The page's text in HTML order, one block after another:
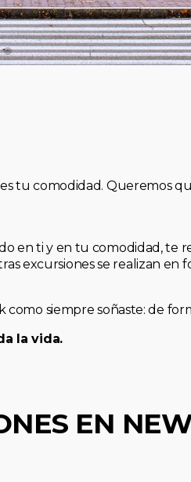
tu comodidad. Queremos
en ti y en tu comodidad,
excursiones se realizan
siempre soñaste: de
la vida.
EN